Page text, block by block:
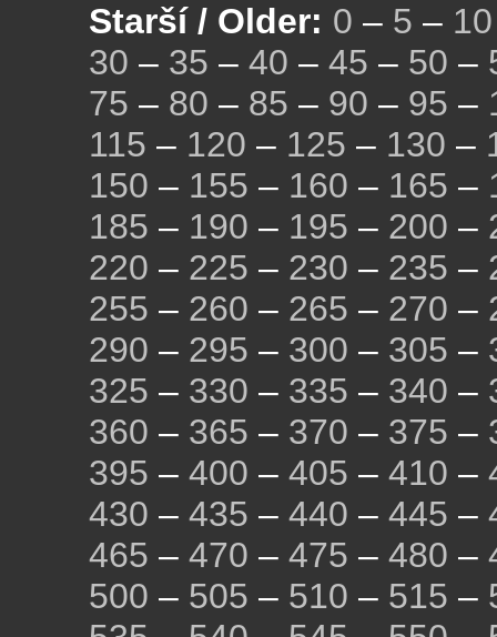
Starší / Older: 0 – 5 – 10
30 – 35 – 40 – 45 – 50 –
75 – 80 – 85 – 90 – 95 –
115 – 120 – 125 – 130 –
150 – 155 – 160 – 165 –
185 – 190 – 195 – 200 –
220 – 225 – 230 – 235 –
255 – 260 – 265 – 270 –
290 – 295 – 300 – 305 –
325 – 330 – 335 – 340 –
360 – 365 – 370 – 375 –
395 – 400 – 405 – 410 –
430 – 435 – 440 – 445 –
465 – 470 – 475 – 480 –
500 – 505 – 510 – 515 –